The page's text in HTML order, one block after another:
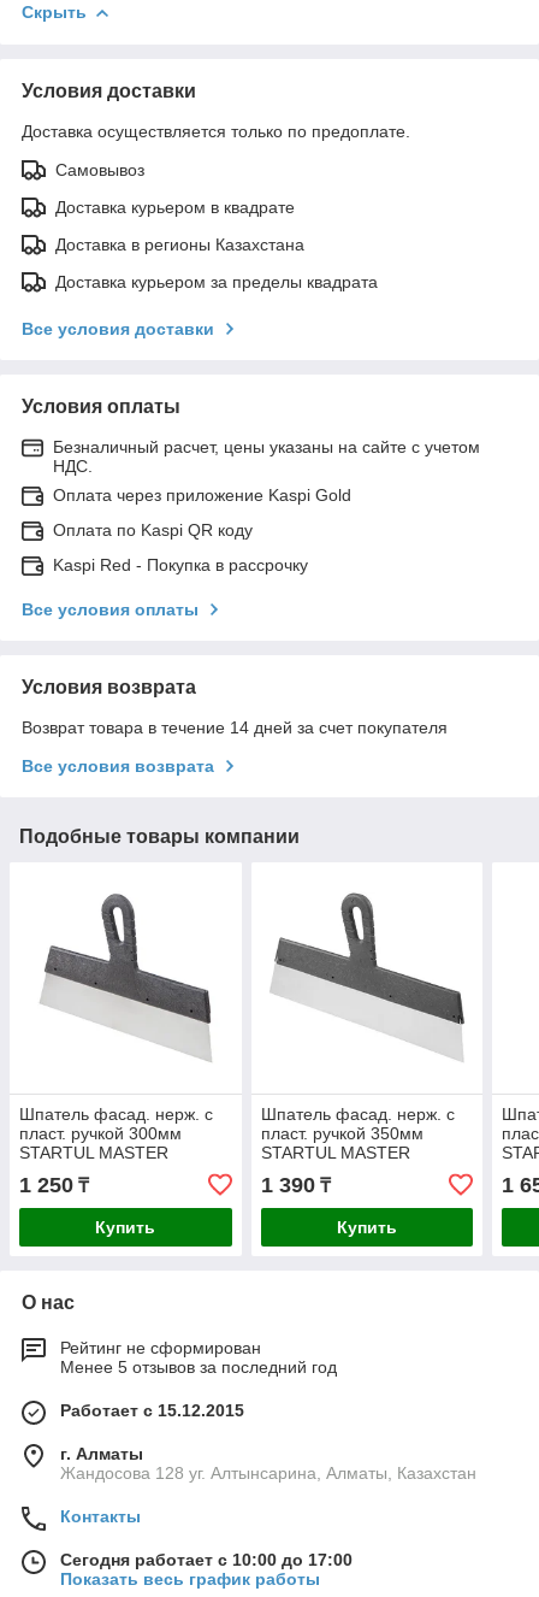
Скрыть
Условия доставки
Доставка осуществляется только по предоплате.
Самовывоз
Доставка курьером в квадрате
Доставка в регионы Казахстана
Доставка курьером за пределы квадрата
Все условия доставки
Условия оплаты
Безналичный расчет, цены указаны на сайте с учетом
НДС.
Оплата через приложение Kaspi Gold
Оплата по Kaspi QR коду
Kaspi Red - Покупка в рассрочку
Все условия оплаты
Условия возврата
Возврат товара в течение 14 дней за счет покупателя
Все условия возврата
Подобные товары компании
Шпатель фасад. нерж. с
пласт. ручкой 300мм
STARTUL MASTER
(ST1000-300)
1 250 ₸
Купить
Шпатель фасад. нерж. с
пласт. ручкой 350мм
STARTUL MASTER
(ST1000-350)
1 390₸
Купить
1
О нас
Рейтинг не сформирован
Менее 5 отзывов за последний год
Работает с 15.12.2015
г. Алматы
Жандосова 128 уг. Алтынсарина, Алматы, Казахстан
Контакты
Сегодня работает с 10:00 до 17:00
Показать весь график работы